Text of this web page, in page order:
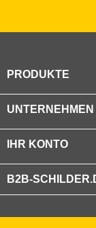
PRODUKTE
UNTERNEHMEN
IHR KONTO
B2B-